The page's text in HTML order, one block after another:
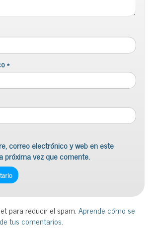
*
correo electrónico y web en este
próxima vez que comente.
para reducir el spam.Aprende cómo se
tus comentarios.